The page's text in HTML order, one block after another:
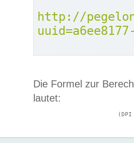
http://
Die Formel zur
lautet: